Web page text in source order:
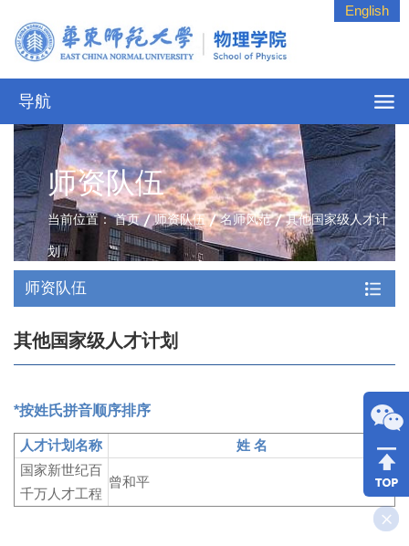
English
导航
师资队伍
当前位置：首页 师资队伍 名师风范 其他国家级人才计
划
师资队伍
其他国家级人才计划
*按姓氏拼音顺序排序
人才计划名称
姓 名
国家新世纪百
千万人才工程
曾和平